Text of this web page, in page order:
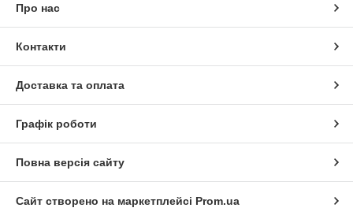
Про нас
Контакти
Доставка та оплата
Графік роботи
Повна версія сайту
Сайт створено на маркетплейсі Prom.ua